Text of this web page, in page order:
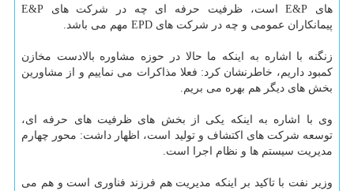
های E&P است، ظرفیت حرفه ای چه در شرکت های E&P
پیمانکاران عمومی و چه در شرکت های EPD مهم می باشد.
زنگنه با اشاره به اینکه ما حالا در حوزه مشاوره بالادست مخازن
کمبود داریم، خاطرنشان کرد: فعلا مذاکرات می نماییم و از مشاورین
بخش های دیگر هم بهره می بریم.
وی با اشاره به اینکه یکی از بخش های ظرفیت های حرفه ای،
توسعه شرکت های اکتشاف و تولید است، اظهار داشت: محور چهارم
مدیریت سیستم ها و نظام اجرا است.
وزیر نفت با تاکید بر اینکه مدیریت هم فرزند فناوری است و هم می